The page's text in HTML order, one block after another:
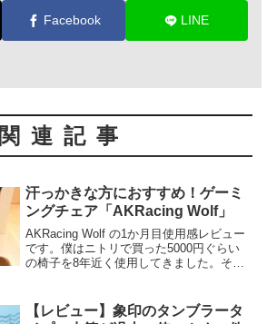
Facebook LINE
関連記事
汗っかきな方におすすめ！ゲーミ
ングチェア「AKRacing Wolf」
AKRacing Wolf の1か月目使用感レビュー
です。僕はニトリで買った5000円ぐらい
の椅子を8年近く使用してきました。その
【レビュー】象印のタンブラータ